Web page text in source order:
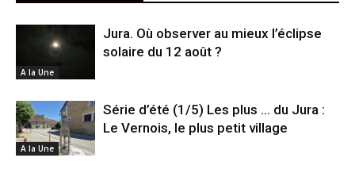
A la Une
Jura. Où observer au mieux l’éclipse
solaire du 12 août ?
A la Une
Série d’été (1/5) Les plus … du Jura :
Le Vernois, le plus petit village